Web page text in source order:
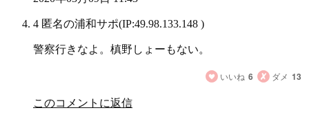
4 匿名の浦和サポ(IP:49.98.133.148 )
警察行きなよ。槙野しょーもない。
いいね 6 ダメ 13
このコメントに返信